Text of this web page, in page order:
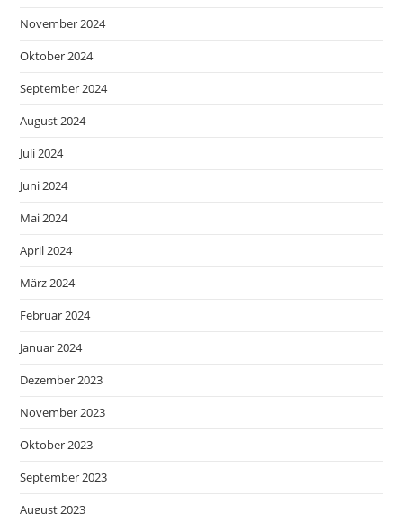
November 2024
Oktober 2024
September 2024
August 2024
Juli 2024
Juni 2024
Mai 2024
April 2024
März 2024
Februar 2024
Januar 2024
Dezember 2023
November 2023
Oktober 2023
September 2023
August 2023